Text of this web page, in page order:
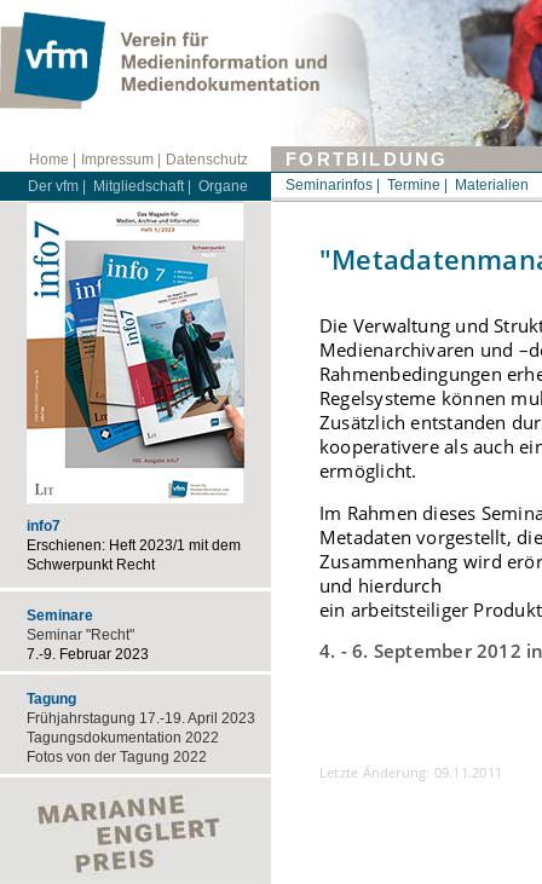
Home | Impressum |
Datenschutz
Der vfm |
Mitgliedschaft | Organe
FORTBILDUNG
Seminarinfos | Termine | Materialien
info7
Erschienen: Heft 2023/1 mit dem
Schwerpunkt Recht
Seminare
Seminar "Recht"
7.-9. Februar 2023
Tagung
Frühjahrstagung 17.-19. April 2023
Tagungsdokumentation 2022
Fotos von der Tagung 2022
Die Verwaltung und
Medienarchivaren und
Rahmenbedingungen
Regelsysteme können
Zusätzlich entstanden
kooperativere als auch
ermöglicht.
Im Rahmen dieses
Metadaten vorgestellt,
Zusammenhang wird
und hierdurch
ein arbeitsteiliger
4. - 6. September 2012
Letzte Änderung: 09.11.2011